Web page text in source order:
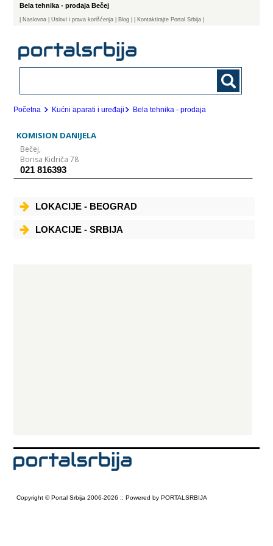
Bela tehnika - prodaja Bečej
Naslovna | Uslovi i prava korišćenja Blog | Kontaktirajte Portal Srbija |
Početna Kućni aparati i uređaji Bela tehnika - prodaja
KOMISION DANIJELA
Bečej,
Borisa Kidriča 78
021 816393
LOKACIJE - BEOGRAD
LOKACIJE - SRBIJA
Copyright © Portal Srbija 2006-2026 :: Powered by PORTALSRBIJA